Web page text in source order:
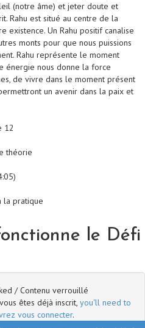
(notre âme) et jeter doute et
Rahu est situé au centre de la
existence. Un Rahu positif canalise
monts pour que nous puissions
Rahu représente le moment
énergie nous donne la force
de vivre dans le moment présent
un avenir dans la paix et
12
théorie
la pratique
le Défi
/ Contenu verrouillé
êtes déjà inscrit, you'll need to
vous connecter.